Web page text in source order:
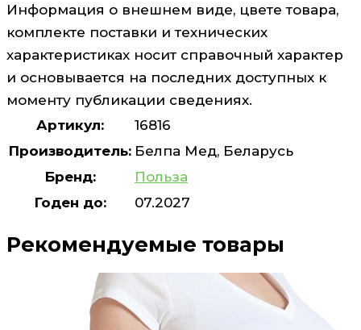
Информация о внешнем виде, цвете товара,
комплекте поставки и технических
характеристиках носит справочный характер
и основывается на последних доступных к
моменту публикации сведениях.
Артикул:
16816
Производитель: Белпа Мед, Беларусь
Бренд:
Польза
Годен до:
07.2027
Рекомендуемые товары